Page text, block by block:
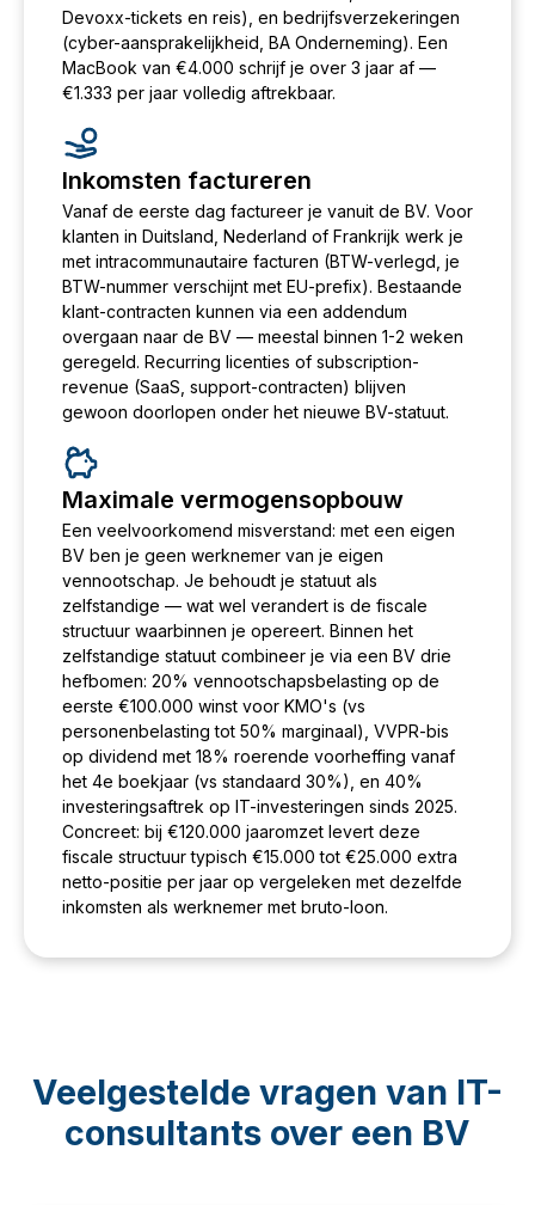
Devoxx-tickets en reis), en bedrijfsverzekeringen
(cyber-aansprakelijkheid, BA Onderneming). Een
MacBook van €4.000 schrijf je over 3 jaar af —
€1.333 per jaar volledig aftrekbaar.
Inkomsten factureren
Vanaf de eerste dag factureer je vanuit de BV. Voor
klanten in Duitsland, Nederland of Frankrijk werk je
met intracommunautaire facturen (BTW-verlegd, je
BTW-nummer verschijnt met EU-prefix). Bestaande
klant-contracten kunnen via een addendum
overgaan naar de BV — meestal binnen 1-2 weken
geregeld. Recurring licenties of subscription-
revenue (SaaS, support-contracten) blijven
gewoon doorlopen onder het nieuwe BV-statuut.
Maximale vermogensopbouw
Een veelvoorkomend misverstand: met een eigen
BV ben je geen werknemer van je eigen
vennootschap. Je behoudt je statuut als
zelfstandige — wat wel verandert is de fiscale
structuur waarbinnen je opereert. Binnen het
zelfstandige statuut combineer je via een BV drie
hefbomen: 20% vennootschapsbelasting op de
eerste €100.000 winst voor KMO's (vs
personenbelasting tot 50% marginaal), VVPR-bis
op dividend met 18% roerende voorheffing vanaf
het 4e boekjaar (vs standaard 30%), en 40%
investeringsaftrek op IT-investeringen sinds 2025.
Concreet: bij €120.000 jaaromzet levert deze
fiscale structuur typisch €15.000 tot €25.000 extra
netto-positie per jaar op vergeleken met dezelfde
inkomsten als werknemer met bruto-loon.
Veelgestelde vragen van IT-
consultants over een BV